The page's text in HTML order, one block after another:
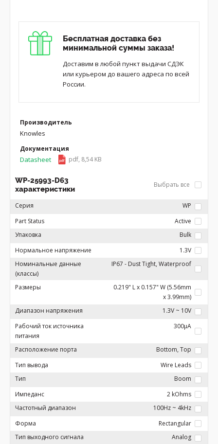
Бесплатная доставка без
минимальной суммы заказа!
Доставим в любой пункт выдачи СДЭК
или курьером до вашего адреса по всей
России.
Производитель
Knowles
Документация
Datasheet pdf, 8,54 KB
WP-25993-D63
характеристики
Выбрать все
Серия
WP
Part Status
Active
Упаковка
Bulk
Нормальное напряжение
1.3V
Номинальные данные
(классы)
IP67 - Dust Tight, Waterproof
Размеры
0.219" L x 0.157" W (5.56mm
x 3.99mm)
Диапазон напряжения
1.3V ~ 10V
Рабочий ток источника
питания
300µA
Расположение порта
Bottom, Top
Тип вывода
Wire Leads
Тип
Boom
Импеданс
2 kOhms
Частотный диапазон
100Hz ~ 4kHz
Форма
Rectangular
Тип выходного сигнала
Analog